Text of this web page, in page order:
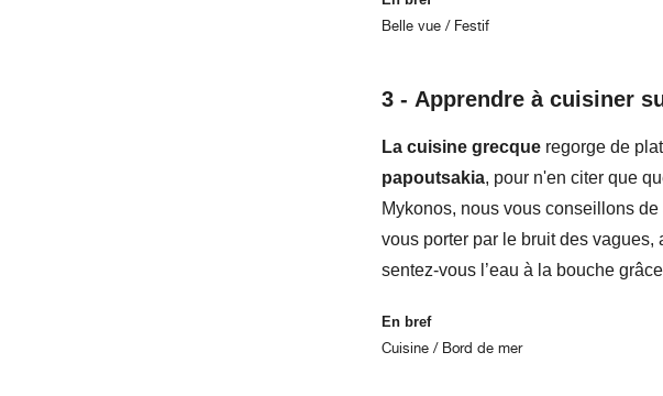
Belle vue / Festif
3 - Apprendre à cuisiner
La cuisine grecque regorge de
papoutsakia, pour n'en citer que
Mykonos, nous vous conseillons de
vous porter par le bruit des
sentez-vous l’eau à la bouche
En bref
Cuisine / Bord de mer